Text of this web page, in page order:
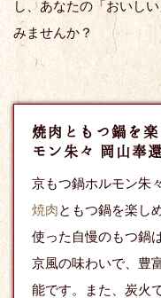
し、あなたの「おいし
みませんか？
焼肉ともつ鍋を
モン朱々 岡山奉
京もつ鍋ホルモン朱
焼肉ともつ鍋を楽し
使った自慢のもつ鍋
京風の味わいで、豊
能です。また、炭火